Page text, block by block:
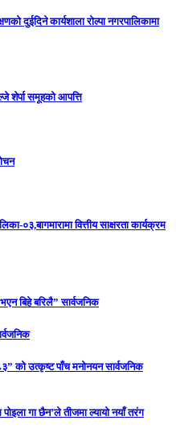
दुईदिने कार्यशाला राेल्पा नगरपालिकामा
शेर्पा समूहको आपत्ति
०३,बागमारामा वित्तीय साक्षरता कार्यक्रम
बिहे बरिलै” सार्वजनिक
को उत्कृष्ट पाँच मनोनयन सार्वजनिक
गा छैन’ले तीजमा ल्यायो नयाँ तरंग